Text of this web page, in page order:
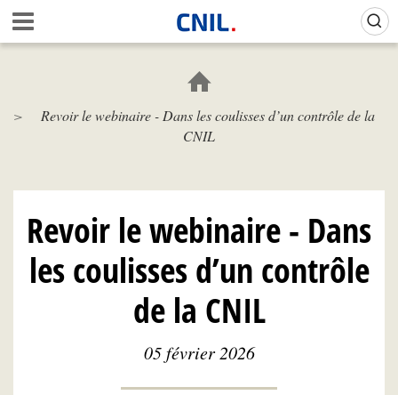
Aller
au
contenu
c
i
N
L
Revoir le webinaire - Dans les coulisses d’un contrôle de la
CNIL
Revoir le webinaire - Dans
les coulisses d’un contrôle
de la CNIL
05 février 2026
Gestion de vos préférences sur les cookies (témoins de connexion)